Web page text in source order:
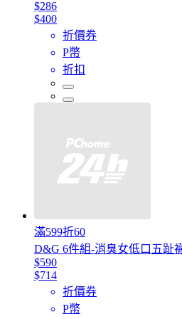
$286
$400
折價券
P幣
折扣
滿599折60
D&G 6件組-消臭女低口五趾
$590
$714
折價券
P幣